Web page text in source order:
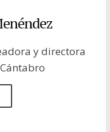
y directora